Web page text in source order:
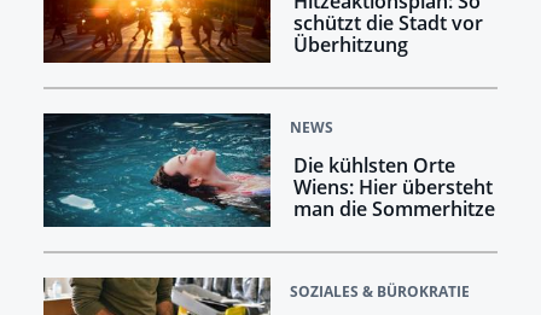
schützt die Stadt vor
Überhitzung
NEWS
Die kühlsten Orte
Wiens: Hier übersteht
man die Sommerhitze
SOZIALES & BÜROKRATIE